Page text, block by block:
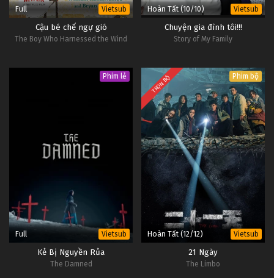
Full Vietsub
Cậu bé chế ngự gió
The Boy Who Harnessed the Wind
Hoàn Tất (10/10) Vietsub
Chuyện gia đình tôi!!!
Story of My Family
Phim lẻ
Full Vietsub
Kẻ Bị Nguyền Rủa
The Damned
TRỌN BỘ Phim bộ
Hoàn Tất (12/12) Vietsub
21 Ngày
The Limbo